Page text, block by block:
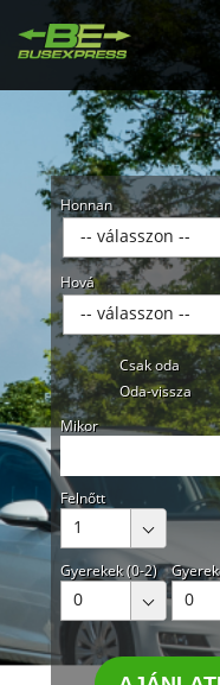
Honnan
-- válasszon --
Hová
-- válasszon --
Csak oda
Oda-vissza
Mikor
Felnőtt
1
Gyerekek (0-2)
0 0